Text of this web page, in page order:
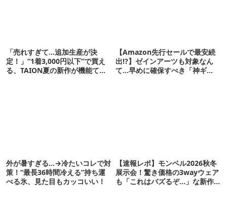
「売れすぎて…追加生産が決
定！」“1着3,000円以下”で買え
る、TAION夏の新作が機能てん
【Amazon先行セールで最安続
出!?】ゼインアーツも対象なん
て…早めに確保すべき「神ギ
外が暑すぎる…→冷たいコレで対
策！“最長36時間冷える”持ち運
べる氷、見た目もカッコいい！
【速報レポ】モンベル2026秋冬
展示会！驚き価格の3wayウェア
も「これはバズるぞ…」な新作